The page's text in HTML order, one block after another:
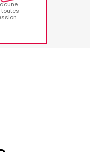
toutes